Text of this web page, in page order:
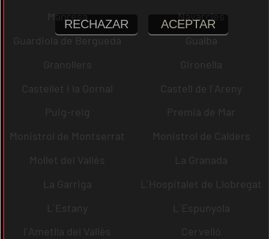
Manresa
Navarcles
Guardiola de Berguedà
Gualba
Granollers
Gironella
Castellet i la Gornal
Castell de l´Areny
Puig-reig
Premià de Mar
Monistrol de Montserrat
Monistrol de Calders
Mollet del Vallès
La Granada
La Garriga
L´Hospitalet de Llobregat
L´Estany
L´Espunyola
l´Ametlla del Vallès
Cervelló
RECHAZAR ACEPTAR